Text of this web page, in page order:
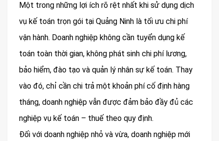
Một trong những lợi ích rõ rệt nhất khi sử dụng dịch
vụ kế toán trọn gói tại Quảng Ninh là tối ưu chi phí
vận hành. Doanh nghiệp không cần tuyển dụng kế
toán toàn thời gian, không phát sinh chi phí lương,
bảo hiểm, đào tạo và quản lý nhân sự kế toán. Thay
vào đó, chỉ cần chi trả một khoản phí cố định hàng
tháng, doanh nghiệp vẫn được đảm bảo đầy đủ các
nghiệp vụ kế toán – thuế theo quy định.
Đối với doanh nghiệp nhỏ và vừa, doanh nghiệp mới